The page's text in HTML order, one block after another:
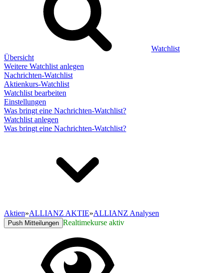
Watchlist
Übersicht
Weitere Watchlist anlegen
Nachrichten-Watchlist
Aktienkurs-Watchlist
Watchlist bearbeiten
Einstellungen
Was bringt eine Nachrichten-Watchlist?
Watchlist anlegen
Was bringt eine Nachrichten-Watchlist?
Aktien»ALLIANZ AKTIE»ALLIANZ Analysen
Push Mitteilungen Realtimekurse aktiv